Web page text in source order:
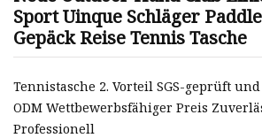
Sport Uinque Schläger
Gepäck Reise Tennis Tasche
Tennistasche 2. Vorteil SGS-geprüft
ODM Wettbewerbsfähiger Preis
Professionell